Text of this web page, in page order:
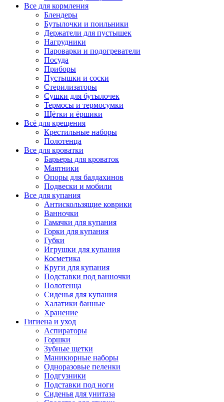
Все для кормления
Блендеры
Бутылочки и поильники
Держатели для пустышек
Нагрудники
Пароварки и подогреватели
Посуда
Приборы
Пустышки и соски
Стерилизаторы
Сушки для бутылочек
Термосы и термосумки
Щётки и ёршики
Всё для крещения
Крестильные наборы
Полотенца
Все для кроватки
Барьеры для кроваток
Маятники
Опоры для балдахинов
Подвески и мобили
Все для купания
Антискользящие коврики
Ванночки
Гамачки для купания
Горки для купания
Губки
Игрушки для купания
Косметика
Круги для купания
Подставки под ванночки
Полотенца
Сиденья для купания
Халатики банные
Хранение
Гигиена и уход
Аспираторы
Горшки
Зубные щетки
Маникюрные наборы
Одноразовые пеленки
Подгузники
Подставки под ноги
Сиденья для унитаза